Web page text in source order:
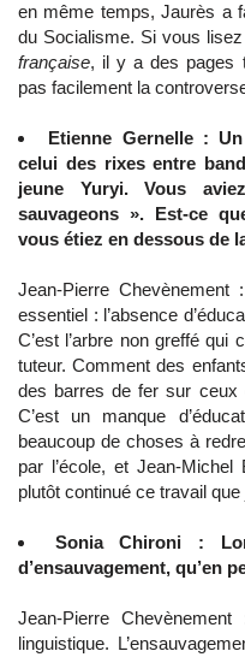
en même temps, Jaurès a
du Socialisme. Si vous lisez
française, il y a des pages
pas facilement la
Etienne Gernelle :
celui des rixes entre
jeune Yuryi. Vous
sauvageons ». Est-ce
vous étiez en dessous de
Jean-Pierre
essentiel : l’absence
C’est l’arbre non greffé qui
tuteur. Comment des
des barres de fer sur ceux
C’est un manque
beaucoup de choses à
par l’école, et Jean-
plutôt continué ce travail que
Sonia Chironi :
d’ensauvagement, qu’en
Jean-Pierre
linguistique.